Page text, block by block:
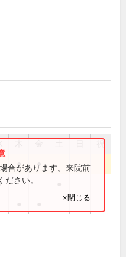
祝
● ●
合があります。来院前
さい。
×閉じる